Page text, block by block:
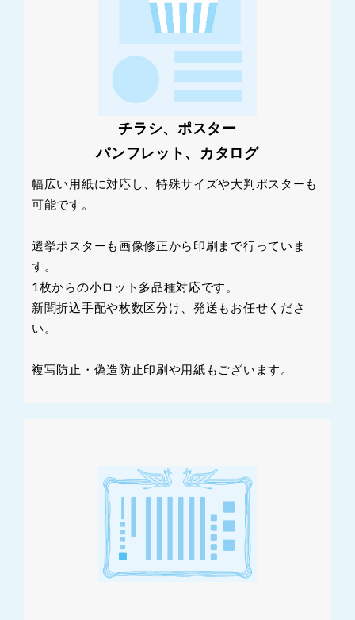
チラシ、ポスター
パンフレット、カタログ
幅広い用紙に対応し、特殊サイズや大判ポスターも
可能です。
選挙ポスターも画像修正から印刷まで行っていま
す。
1枚からの小ロット多品種対応です。
新聞折込手配や枚数区分け、発送もお任せくださ
い。
複写防止・偽造防止印刷や用紙もございます。